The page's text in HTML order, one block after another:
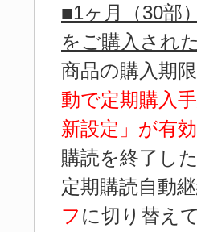
■1ヶ月（30部
をご購入され
商品の購入期
動で定期購入
新設定」が有効
購読を終了し
定期購読自動
フ に切り替え